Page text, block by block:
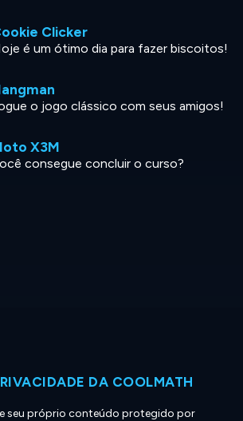
Clicker
é um ótimo dia para fazer biscoitos!
o jogo clássico com seus amigos!
X3M
consegue concluir o curso?
DA COOLMATH
seu próprio conteúdo protegido por